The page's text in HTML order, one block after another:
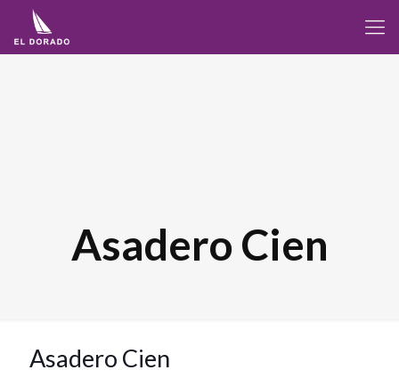
Asadero Cien
Asadero Cien